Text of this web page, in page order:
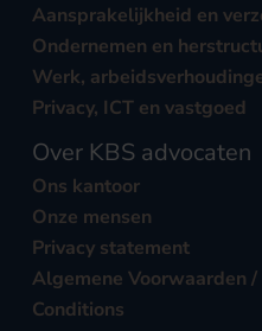
Aansprakelijkheid en
Ondernemen en
Werk,
Privacy, ICT en vastgoed
Over KBS advocaten
Ons kantoor
Onze mensen
Privacy statement
Algemene Voorwaarden /
Conditions